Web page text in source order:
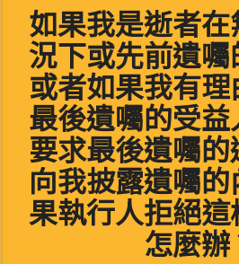
如果我是逝者
況下或先前遺囑
或者如果我有
最後遺囑的受
要求最後遺囑
向我披露遺囑
果執行人拒絕
怎麼辦